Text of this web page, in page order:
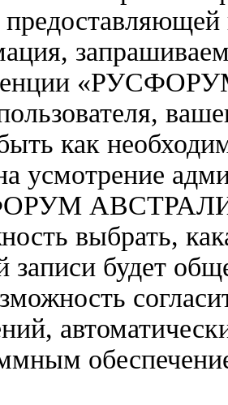
как
усмотрение
выбрать,
записи будет